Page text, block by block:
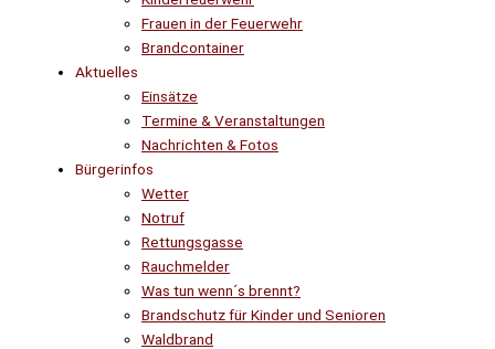
Frauen in der Feuerwehr
Brandcontainer
Aktuelles
Einsätze
Termine & Veranstaltungen
Nachrichten & Fotos
Bürgerinfos
Wetter
Notruf
Rettungsgasse
Rauchmelder
Was tun wenn´s brennt?
Brandschutz für Kinder und Senioren
Waldbrand